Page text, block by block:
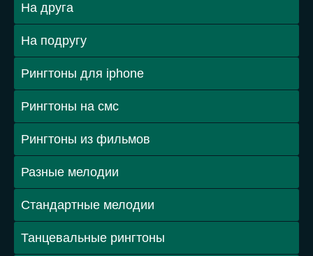
На друга
На подругу
Рингтоны для iphone
Рингтоны на смс
Рингтоны из фильмов
Разные мелодии
Стандартные мелодии
Танцевальные рингтоны